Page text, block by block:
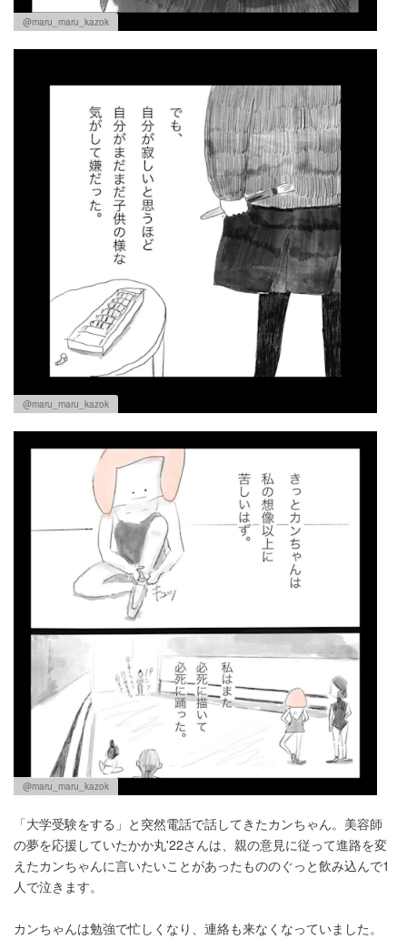
@maru_maru_kazok
@maru_maru_kazok
@maru_maru_kazok
「大学受験をする」と突然電話で話してきたカンちゃん。美容師
の夢を応援していたかか丸'22さんは、親の意見に従って進路を変
えたカンちゃんに言いたいことがあったもののぐっと飲み込んで1
人で泣きます。
カンちゃんは勉強で忙しくなり、連絡も来なくなっていました。